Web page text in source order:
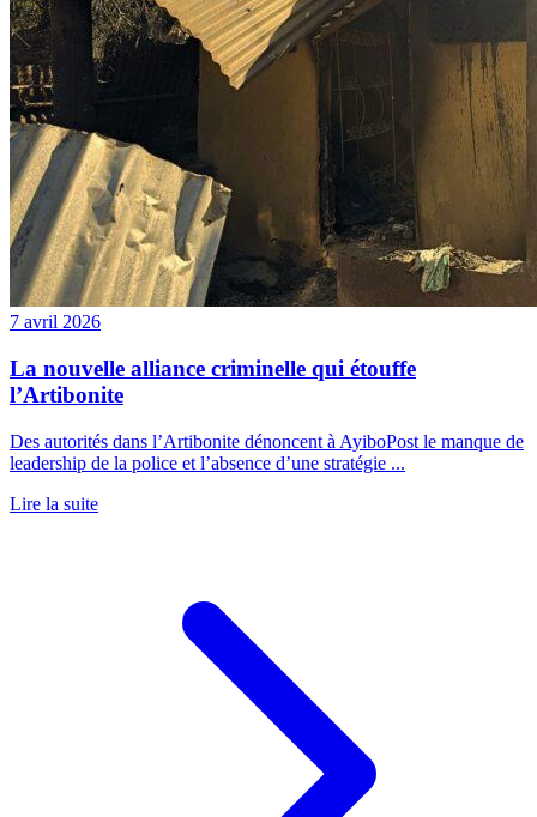
7 avril 2026
La nouvelle alliance criminelle qui étouffe
l’Artibonite
Des autorités dans l’Artibonite dénoncent à AyiboPost le manque de
leadership de la police et l’absence d’une stratégie ...
Lire la suite